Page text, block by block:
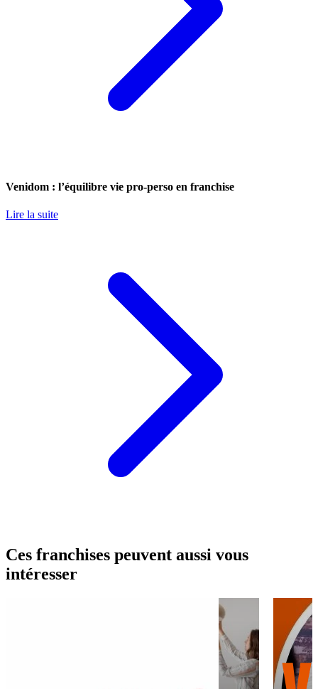
Venidom : l’équilibre vie pro-perso en franchise
Lire la suite
Ces franchises peuvent aussi vous
intéresser